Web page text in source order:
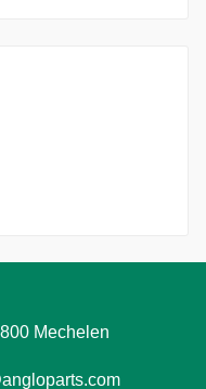
Mechelen